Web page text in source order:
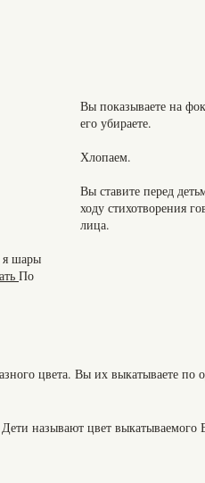
Вы показываете на
его убираете.
Хлопаем.
Вы ставите перед
ходу стихотворения
лица.
я шары
По
цвета. Вы их выкатываете по
Дети называют цвет выкатываемого